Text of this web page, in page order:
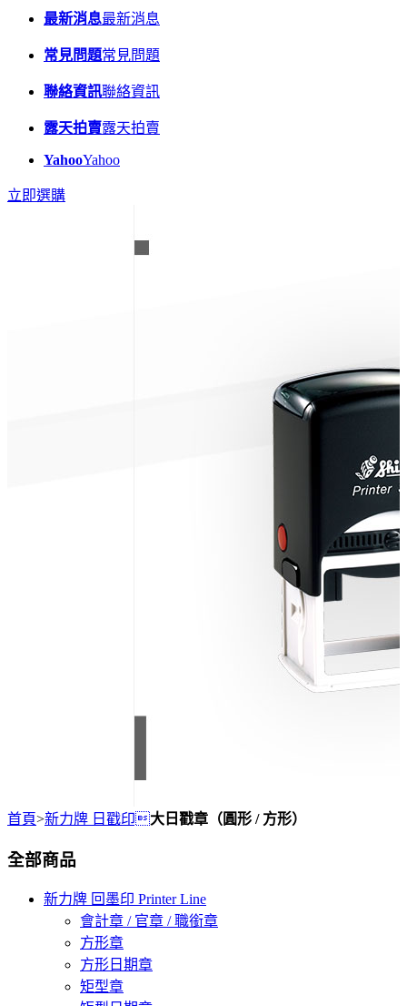
最新消息最新消息
常見問題常見問題
聯絡資訊聯絡資訊
露天拍賣露天拍賣
YahooYahoo
立即選購
首頁>新力牌 日戳印大日戳章（圓形 / 方形）
全部商品
新力牌 回墨印 Printer Line
會計章 / 官章 / 職銜章
方形章
方形日期章
矩型章